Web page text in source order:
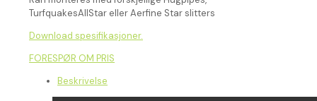
TurfquakesAllStar eller Aerfine Star slitters
Download spesifikasjoner.
FORESPØR OM PRIS
Beskrivelse